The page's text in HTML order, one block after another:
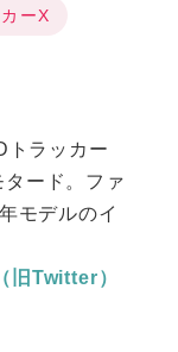
ーX
トラッカー
ード。ファ
モデルのイ
Twitter）